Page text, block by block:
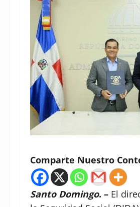
Comparte Nuestro
Santo Domingo. – El